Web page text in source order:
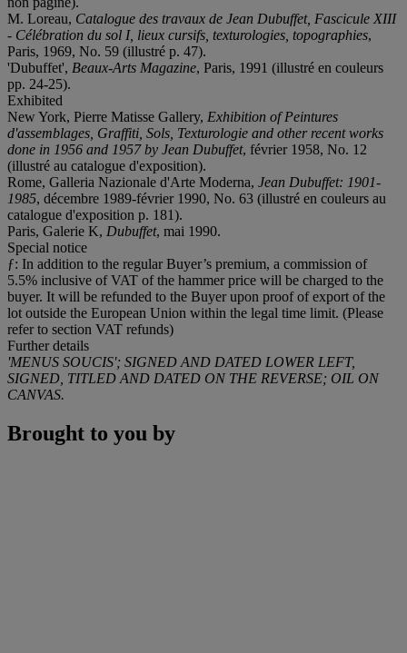
M. Loreau, Catalogue des travaux de Jean Dubuffet, Fascicule XIII
- Célébration du sol I, lieux cursifs, texturologies, topographies,
Paris, 1969, No. 59 (illustré p. 47).
'Dubuffet', Beaux-Arts Magazine, Paris, 1991 (illustré en couleurs
pp. 24-25).
Exhibited
New York, Pierre Matisse Gallery, Exhibition of Peintures
d'assemblages, Graffiti, Sols, Texturologie and other recent works
done in 1956 and 1957 by Jean Dubuffet, février 1958, No. 12
(illustré au catalogue d'exposition).
Rome, Galleria Nazionale d'Arte Moderna, Jean Dubuffet: 1901-
1985, décembre 1989-février 1990, No. 63 (illustré en couleurs au
catalogue d'exposition p. 181).
Paris, Galerie K, Dubuffet, mai 1990.
Special notice
ƒ: In addition to the regular Buyer’s premium, a commission of
5.5% inclusive of VAT of the hammer price will be charged to the
buyer. It will be refunded to the Buyer upon proof of export of the
lot outside the European Union within the legal time limit. (Please
refer to section VAT refunds)
Further details
'MENUS SOUCIS'; SIGNED AND DATED LOWER LEFT,
SIGNED, TITLED AND DATED ON THE REVERSE; OIL ON
CANVAS.
Brought to you by